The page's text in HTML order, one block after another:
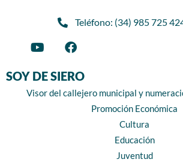
Teléfono: (34) 985 725
SOY DE SIERO
Visor del callejero municipal y
Promoción Económica
Cultura
Educación
Juventud